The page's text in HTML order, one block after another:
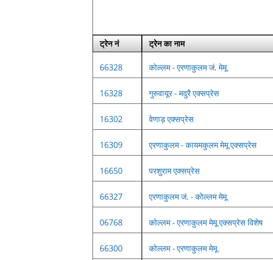
ट्रेन नं ट्रेन का नाम
66328 कोल्लम - एरणाकुलम जं. मेमू
16328 गुरुवायूर - मदुरै एक्सप्रेस
16302 वेणाड़ एक्सप्रेस
16309 एरणाकुलम - कायमकुलम मेमू एक्सप्रेस
16650 परशुराम एक्सप्रेस
66327 एरणाकुलम जं. - कोल्लम मेमू
06768 कोल्लम - एरणाकुलम मेमू एक्सप्रेस विशेष
66300 कोल्लम - एरणाकुलम मेमू